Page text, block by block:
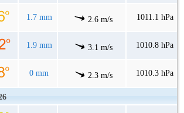
1.7 mm 2.6 m/s 1011.1 hPa
1.9 mm 3.1 m/s 1010.8 hPa
0 mm 2.3 m/s 1010.3 hPa